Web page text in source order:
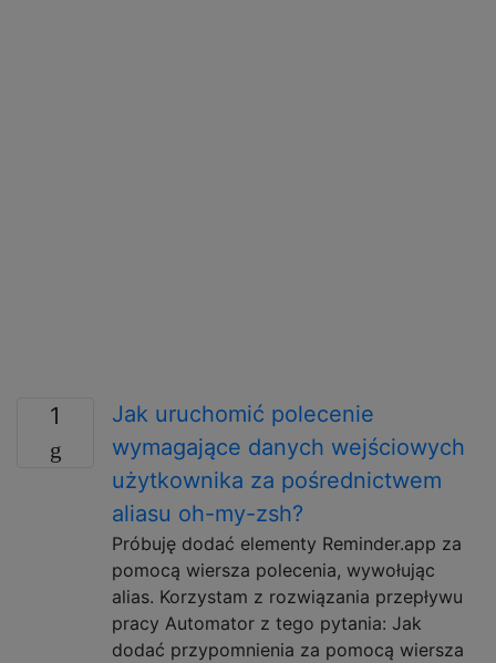
1
Jak uruchomić polecenie
wymagające danych wejściowych
użytkownika za pośrednictwem
aliasu oh-my-zsh?
Próbuję dodać elementy Reminder.app za
pomocą wiersza polecenia, wywołując
alias. Korzystam z rozwiązania przepływu
pracy Automator z tego pytania: Jak
dodać przypomnienia za pomocą wiersza